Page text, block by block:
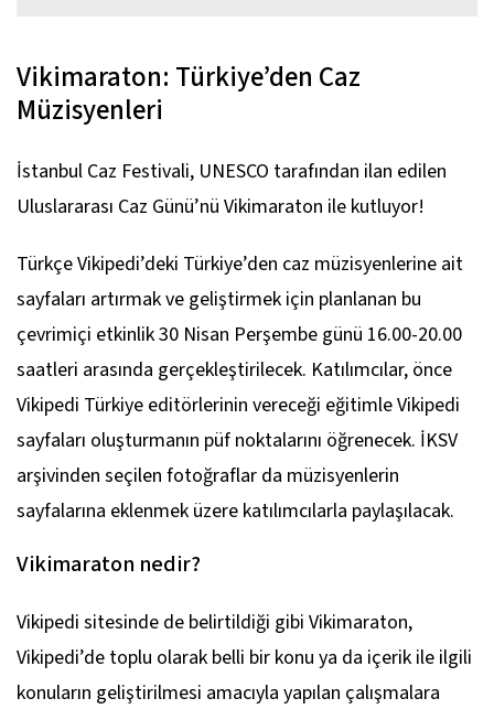
Vikimaraton: Türkiye’den Caz
Müzisyenleri
İstanbul Caz Festivali, UNESCO tarafından ilan edilen
Uluslararası Caz Günü’nü Vikimaraton ile kutluyor!
Türkçe Vikipedi’deki Türkiye’den caz müzisyenlerine ait
sayfaları artırmak ve geliştirmek için planlanan bu
çevrimiçi etkinlik 30 Nisan Perşembe günü 16.00-20.00
saatleri arasında gerçekleştirilecek. Katılımcılar, önce
Vikipedi Türkiye editörlerinin vereceği eğitimle Vikipedi
sayfaları oluşturmanın püf noktalarını öğrenecek. İKSV
arşivinden seçilen fotoğraflar da müzisyenlerin
sayfalarına eklenmek üzere katılımcılarla paylaşılacak.
Vikimaraton nedir?
Vikipedi sitesinde de belirtildiği gibi Vikimaraton,
Vikipedi’de toplu olarak belli bir konu ya da içerik ile ilgili
konuların geliştirilmesi amacıyla yapılan çalışmalara